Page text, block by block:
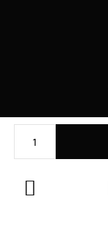
01848590038